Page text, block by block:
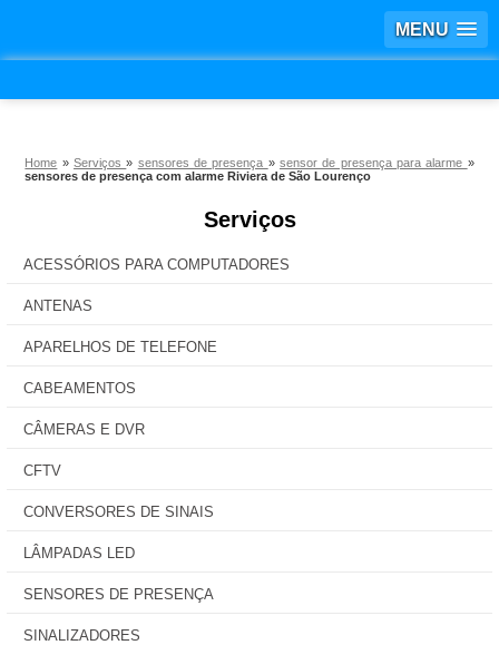
MENU
Home »Serviços» sensores de presença » sensor de presença para alarme »
sensores de presença com alarme Riviera de São Lourenço
Serviços
ACESSÓRIOS PARA COMPUTADORES
ANTENAS
APARELHOS DE TELEFONE
CABEAMENTOS
CÂMERAS E DVR
CFTV
CONVERSORES DE SINAIS
LÂMPADAS LED
SENSORES DE PRESENÇA
SINALIZADORES